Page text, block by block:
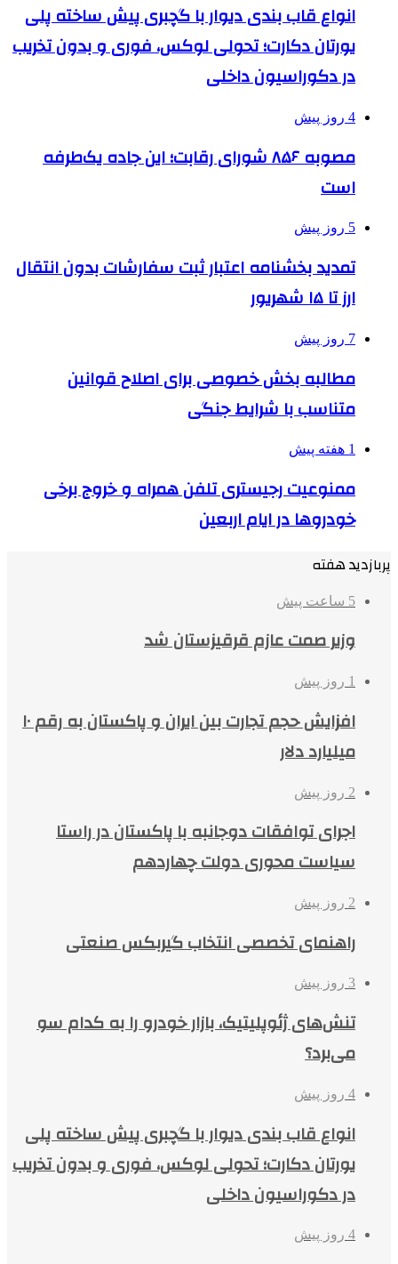
انواع قاب بندی دیوار با گچبری پیش ساخته پلی
یورتان دکارت؛ تحولی لوکس، فوری و بدون تخریب
در دکوراسیون داخلی
4 روز پیش
مصوبه ۸۵۶ شورای رقابت؛ این جاده یک‌طرفه
است
5 روز پیش
تمدید بخشنامه اعتبار ثبت سفارشات بدون انتقال
ارز تا ۱۵ شهریور
7 روز پیش
مطالبه بخش خصوصی برای اصلاح قوانین
متناسب با شرایط جنگی
1 هفته پیش
ممنوعیت رجیستری تلفن همراه و خروج برخی
خودروها در ایام اربعین
پربازدید هفته
5 ساعت پیش
وزیر صمت عازم قرقیزستان شد
1 روز پیش
افزایش حجم تجارت بین ایران و پاکستان به رقم ۱۰
میلیارد دلار
2 روز پیش
اجرای توافقات دوجانبه با پاکستان در راستا
سیاست محوری دولت چهاردهم
2 روز پیش
راهنمای تخصصی انتخاب گیربکس صنعتی
3 روز پیش
تنش‌های ژئوپلیتیک، بازار خودرو را به کدام سو
می‌برد؟
4 روز پیش
انواع قاب بندی دیوار با گچبری پیش ساخته پلی
یورتان دکارت؛ تحولی لوکس، فوری و بدون تخریب
در دکوراسیون داخلی
4 روز پیش